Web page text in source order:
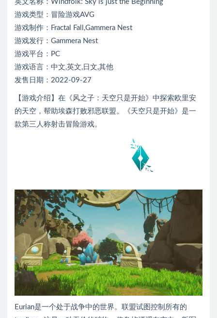
英文名称：Windfolk: Sky is just the Beginning
游戏类型：冒险游戏AVG
游戏制作：Fractal Fall,Gammera Nest
游戏发行：Gammera Nest
游戏平台：PC
游戏语言：中文,英文,日文,其他
发售日期：2022-09-27
【游戏介绍】在《风之子：天空只是开始》中探索欧里安
的天空，帮助埃森打败邪恶联盟。《天空只是开始》是一
款第三人称射击冒险游戏。
Eurian是一个处于战争中的世界。联盟试图控制所有的